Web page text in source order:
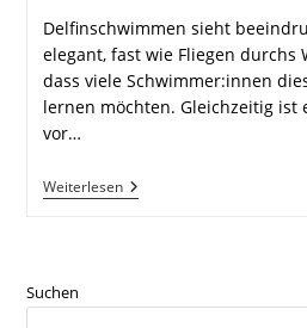
Delfinschwimmen sieht
elegant, fast wie Fliegen durchs
dass viele Schwimmer:innen
lernen möchten. Gleichzeitig ist
vor…
WeiterlesenDelfinschwimmen
Lernen:
Anfänger
Suchen